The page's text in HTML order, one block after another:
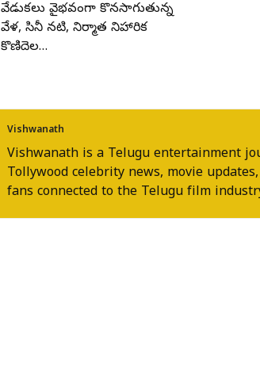
వేడుకలు వైభవంగా కొనసాగుతున్న
వేళ, సినీ నటి, నిర్మాత నిహారిక
కొణిదెల…
Vishwanath
Vishwanath is a Telugu entertainment
Tollywood celebrity news, movie
fans connected to the Telugu film